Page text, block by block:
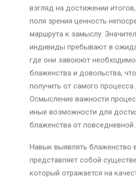
взгляд на достижении
поля зрения ценность
маршрута к замыслу.
индивиды пребывают в
где они завоюют
блаженства и довольства,
получить от самого процесса
Осмысление важности
иные возможности для
блаженства от повседневной
Навык выявлять блаженство
представляет собой
который отражается на